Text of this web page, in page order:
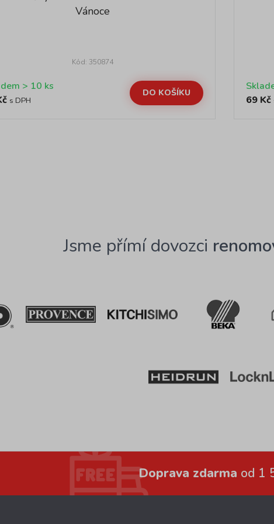
Vánoce
Kód: 350874
Skladem > 10 ks
s DPH
DO KOŠÍKU
69 Kč
Jsme přímí dovozci
Doprava zdarma od 1